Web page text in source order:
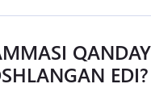
QANDAY
EDI?